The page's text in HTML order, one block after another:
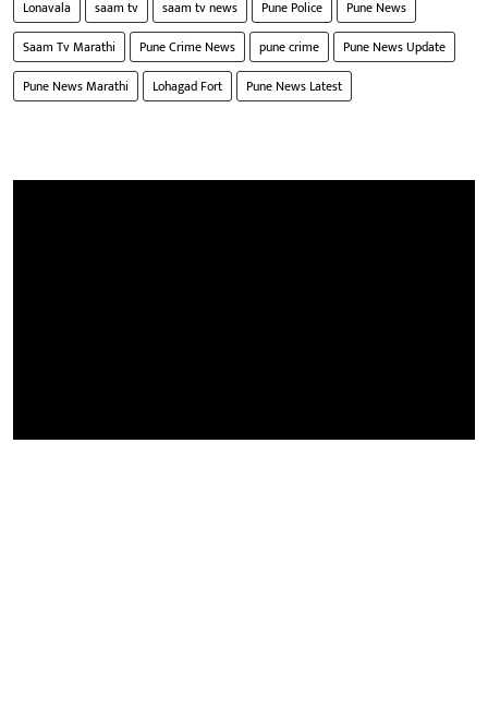
Lonavala saam tv saam tv news Pune Police
Pune News
Saam Tv Marathi
Pune Crime News pune crime
Pune News Update
Pune News Marathi
Lohagad Fort Pune News Latest